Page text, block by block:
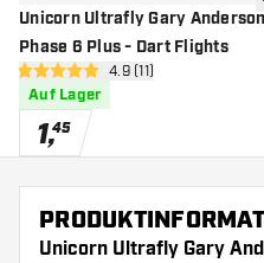
Unicorn Ultrafly Gary Anderson
Phase 6 Plus - Dart Flights
Bewertungsbereich
4.9 Bewertungssterne
4.9 (11)
Auf Lager
1,45
Unicorn Ultrafly Gary